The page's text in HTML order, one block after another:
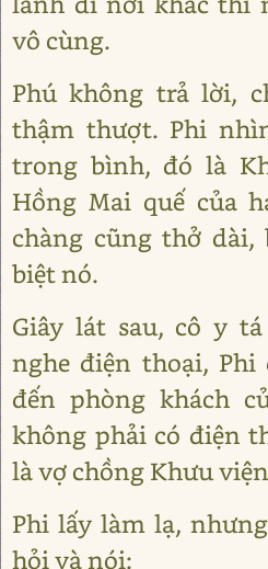
vô cùng.
Phú không trả lời,
thậm thượt. Phi
trong bình, đó là
Hồng Mai quế của
chàng cũng thở dài,
biệt nó.
Giây lát sau, cô y
nghe điện thoại,
đến phòng khách
không phải có điện
là vợ chồng Khưu
Phi lấy làm lạ,
hỏi và nói: